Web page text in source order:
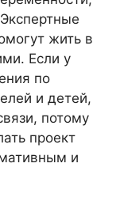
жить в
Если у
по
и детей,
потому
проект
и